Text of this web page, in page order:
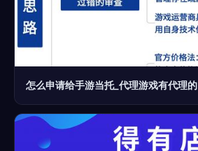
怎么申请给手游当托_代理游戏有代理的